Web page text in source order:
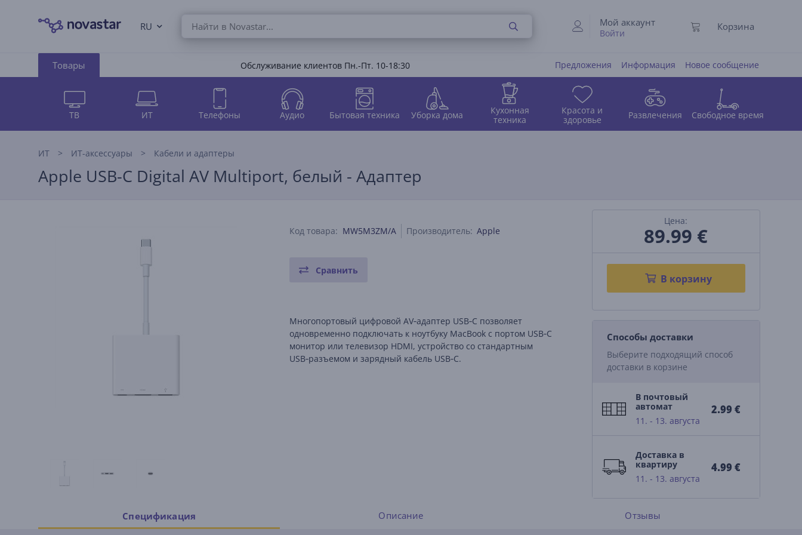
RU Мой аккаунт
Войти
Корзина
Товары Обслуживание клиентов Пн.-Пт. 10-18:30 Предложения Информация Новое сообщение
ТВ ИТ Телефоны Аудио Бытовая техника Уборка дома
Кухонная
техника
Красота и
здоровье
Развлечения Свободное время
ИТ ИТ-аксессуары Кабели и адаптеры
Apple USB-C Digital AV Multiport, белый - Адаптер
Код товара: MW5M3ZM/A Производитель: Apple
Сравнить
Многопортовый цифровой AV‑адаптер USB‑C позволяет
одновременно подключать к ноутбуку MacBook с портом USB‑C
монитор или телевизор HDMI, устройство со стандартным
USB‑разъемом и зарядный кабель USB‑C.
Цена:
89.99 €
В корзину
Способы доставки
Выберите подходящий способ
доставки в корзине
В почтовый
автомат
11. - 13. августа
2.99 €
Доставка в
квартиру
11. - 13. августа
4.99 €
Спецификация Описание Отзывы